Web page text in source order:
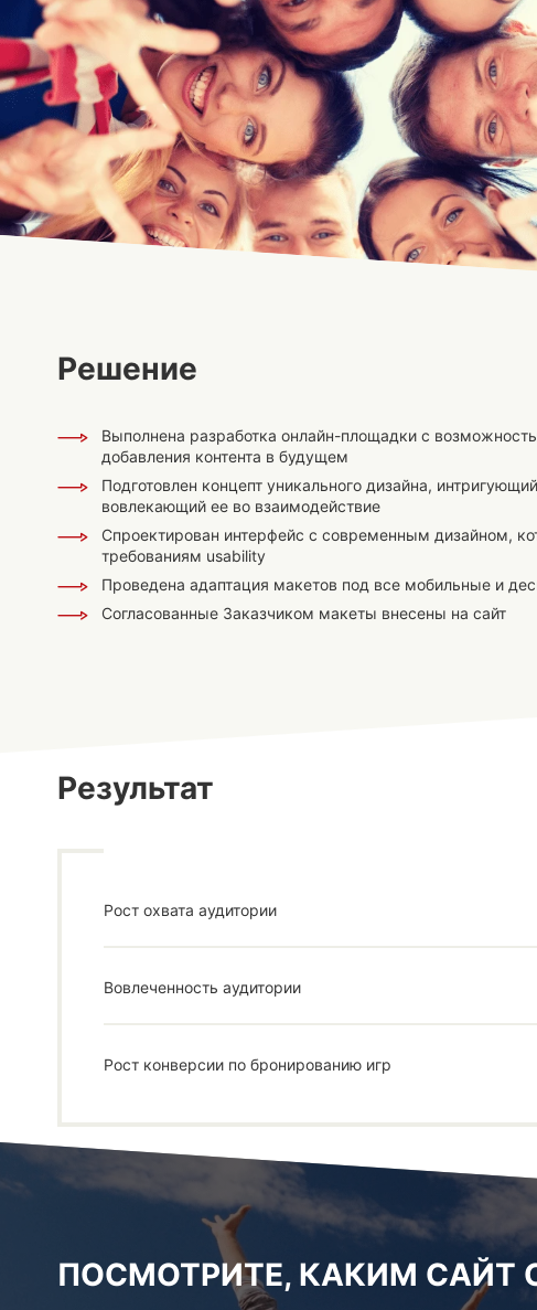
Решение
Выполнена разработка онлайн-площадки с
добавления контента в будущем
Подготовлен концепт уникального дизайна,
вовлекающий ее во взаимодействие
Спроектирован интерфейс с современным дизайном,
требованиям usability
Проведена адаптация макетов под все мобильные и
Согласованные Заказчиком макеты внесены на сайт
Результат
Рост охвата аудитории
Вовлеченность аудитории
Рост конверсии по бронированию игр
ПОСМОТРИТЕ, КАКИМ САЙТ